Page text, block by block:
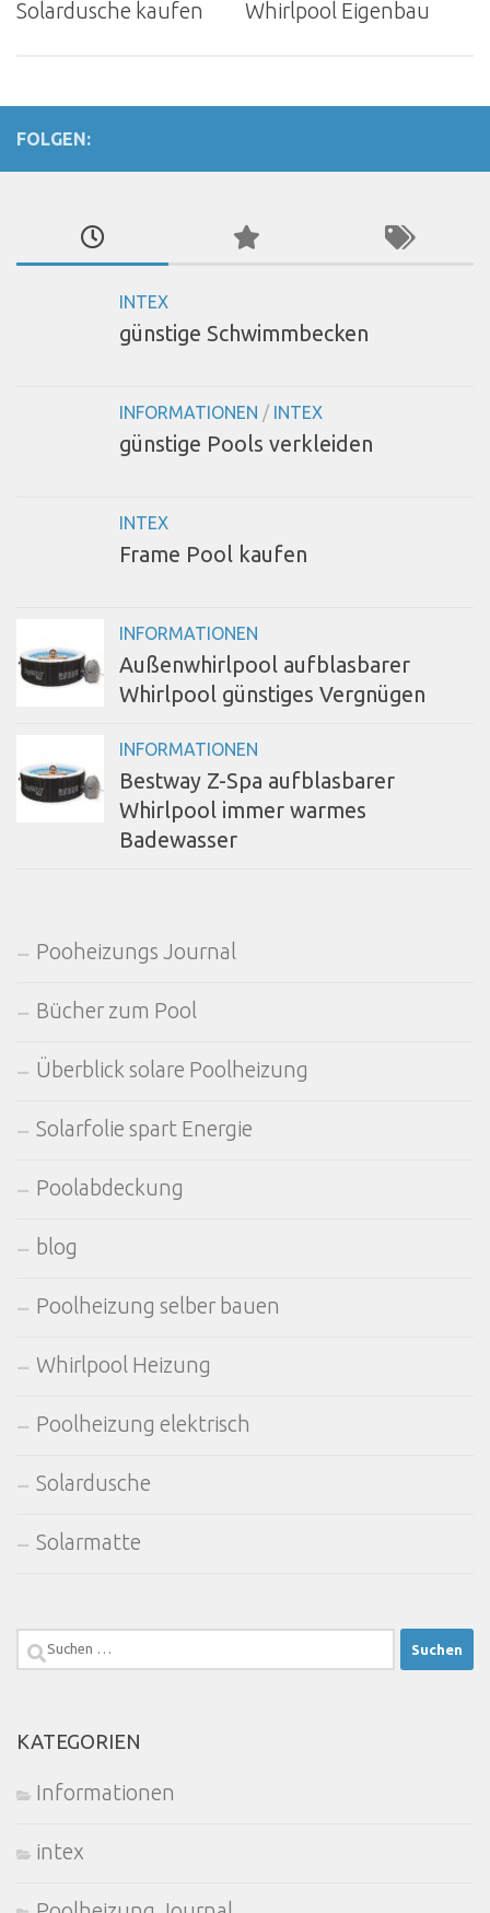
Solardusche kaufen Whirlpool Eigenbau
FOLGEN:
INTEX
günstige Schwimmbecken
INFORMATIONEN / INTEX
günstige Pools verkleiden
INTEX
Frame Pool kaufen
INFORMATIONEN
Außenwhirlpool aufblasbarer
Whirlpool günstiges Vergnügen
INFORMATIONEN
Bestway Z-Spa aufblasbarer
Whirlpool immer warmes
Badewasser
Pooheizungs Journal
Bücher zum Pool
Überblick solare Poolheizung
Solarfolie spart Energie
Poolabdeckung
blog
Poolheizung selber bauen
Whirlpool Heizung
Poolheizung elektrisch
Solardusche
Solarmatte
Suchen
KATEGORIEN
Informationen
intex